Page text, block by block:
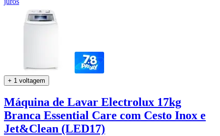
+ 1 voltagem
Máquina de Lavar Electrolux 17kg
Branca Essential Care com Cesto Inox e
Jet&Clean (LED17)